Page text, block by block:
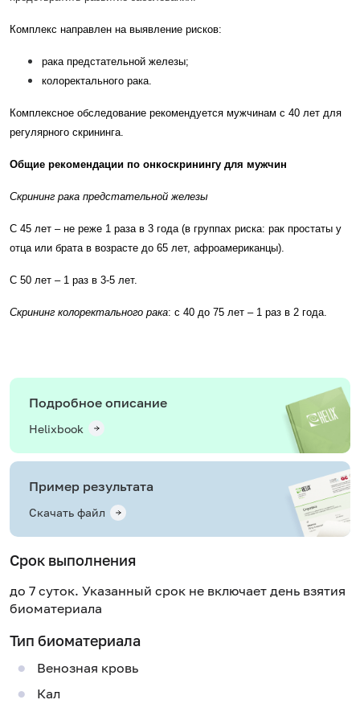
Комплекс направлен на выявление рисков:
рака предстательной железы;
колоректального рака.
Комплексное обследование рекомендуется мужчинам с 40 лет для
регулярного скрининга.
Общие рекомендации по онкоскринингу для мужчин
Скрининг рака предстательной железы
С 45 лет – не реже 1 раза в 3 года (в группах риска: рак простаты у
отца или брата в возрасте до 65 лет, афроамериканцы).
С 50 лет – 1 раз в 3-5 лет.
Скрининг колоректального рака: с 40 до 75 лет – 1 раз в 2 года.
Подробное описание
Helixbook
Пример результата
Скачать файл
Срок выполнения
до 7 суток. Указанный срок не включает день взятия
биоматериала
Тип биоматериала
Венозная кровь
Кал